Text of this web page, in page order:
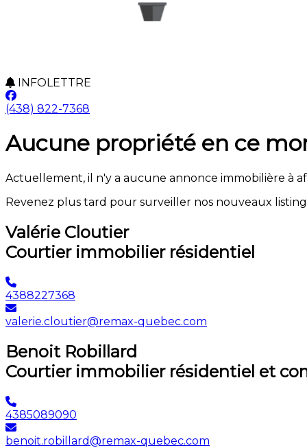
INFOLETTRE
(438) 822-7368
Aucune propriété en ce
Actuellement, il n'y a aucune annonce immobilière à
Revenez plus tard pour surveiller nos nouveaux
Valérie Cloutier
Courtier immobilier résidentiel
4388227368
valerie.cloutier@remax-quebec.com
Benoit Robillard
Courtier immobilier résidentiel et
4385089090
benoit.robillard@remax-quebec.com